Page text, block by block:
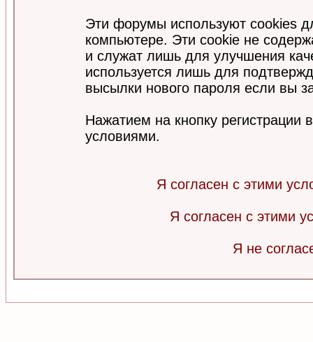
Эти форумы используют cookies
компьютере. Эти cookie не
и служат лишь для улучшения
используется лишь для
высылки нового пароля если вы
Нажатием на кнопку регистрации
условиями.
Я согласен с этими
Я согласен с этими
Я не